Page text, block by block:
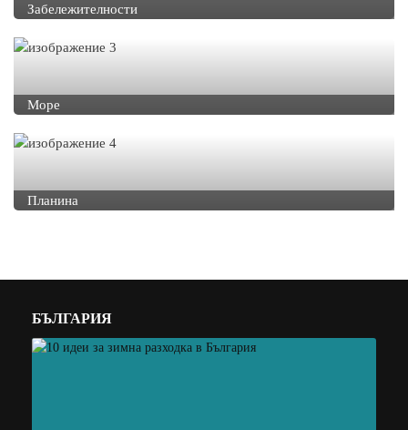
Забележителности
Море
Планина
БЪЛГАРИЯ